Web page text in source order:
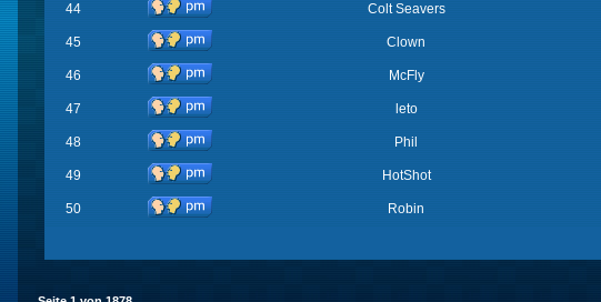
44 Colt Seavers
45 Clown
46 McFly
47 leto
48 Phil
49 HotShot
50 Robin